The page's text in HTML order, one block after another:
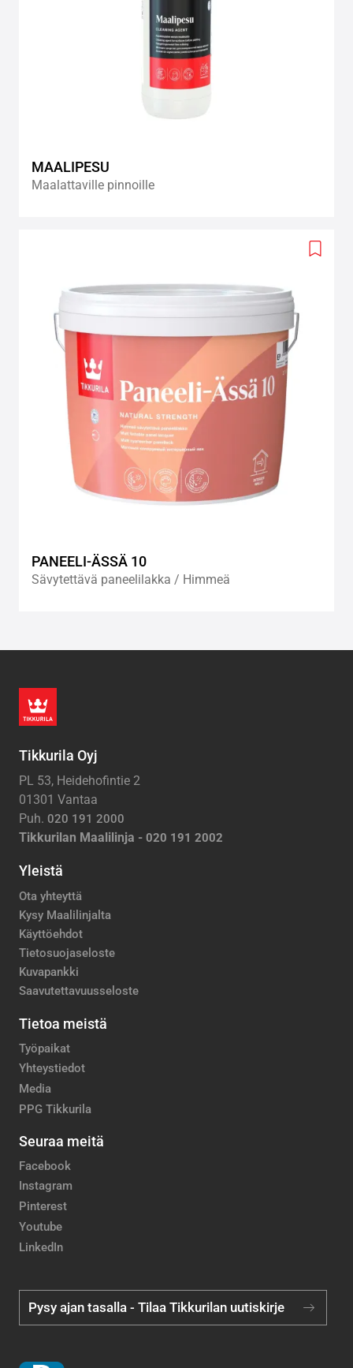
MAALIPESU
Maalattaville pinnoille
Add
PANEELI-ÄSSÄ 10
Sävytettävä paneelilakka / Himmeä
Tikkurila Oyj
PL 53, Heidehofintie 2
01301 Vantaa
Puh. 020 191 2000
Tikkurilan Maalilinja - 020 191 2002
Yleistä
Ota yhteyttä
Kysy Maalilinjalta
Käyttöehdot
Tietosuojaseloste
Kuvapankki
Saavutettavuusseloste
Tietoa meistä
Työpaikat
Yhteystiedot
Media
PPG Tikkurila
Seuraa meitä
Facebook
Instagram
Pinterest
Youtube
LinkedIn
Pysy ajan tasalla - Tilaa Tikkurilan uutiskirje